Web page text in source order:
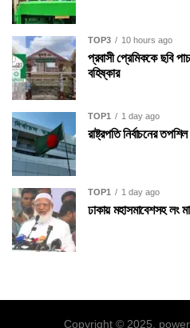
TOP3 10 hours ago
প্রবাসী প্রেমিককে ছবি
বহিষ্কার
TOP1 1 day ago
রাষ্ট্রপতি নির্বাচনের
TOP1 1 day ago
ঢাকায় মহাসমাবেশসহ লং
Copyright © 2025.